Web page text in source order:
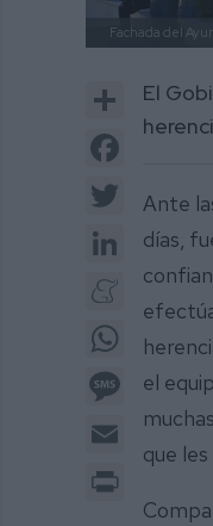
Fachada del
Share
Facebook
LinkedIn
Meneame
Message
Email
Print
El
Ante
días,
el
que